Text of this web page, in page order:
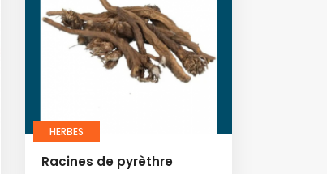
HERBES
Racines de pyrèthre